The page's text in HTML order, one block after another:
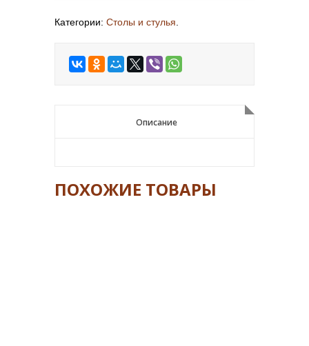
Категории: Столы и стулья
Описание
Описание
ПОХОЖИЕ ТОВАРЫ